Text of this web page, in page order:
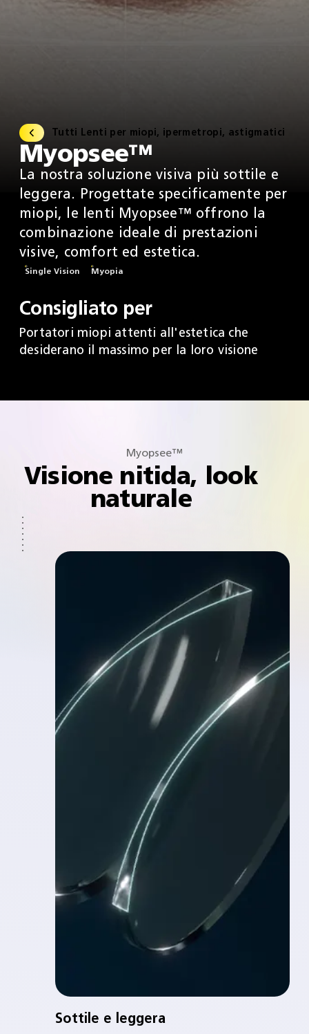
Tutti Lenti per miopi, ipermetropi, astigmatici
Myopsee™
La nostra soluzione visiva più sottile e
leggera. Progettate specificamente per
miopi, le lenti Myopsee™ offrono la
combinazione ideale di prestazioni
visive, comfort ed estetica.
Single Vision Myopia
Consigliato per
Portatori miopi attenti all'estetica che
desiderano il massimo per la loro visione
Myopsee™
Visione nitida, look
naturale
Sottile e leggera